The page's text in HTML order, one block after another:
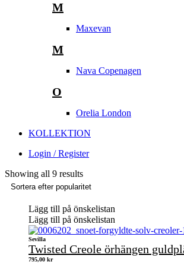
M
Maxevan
M
Nava Copenagen
O
Orelia London
KOLLEKTION
Login / Register
Showing all 9 results
Lägg till på önskelistan
Lägg till på önskelistan
Sevilla
Twisted Creole örhängen
795,00 kr